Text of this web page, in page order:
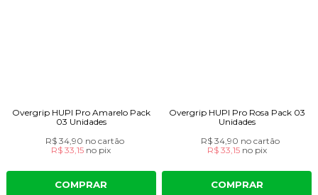
Overgrip HUPI Pro Amarelo Pack
03 Unidades
R$ 34,90 no cartão
R$ 33,15 no pix
COMPRAR
Overgrip HUPI Pro Rosa Pack 03
Unidades
R$ 34,90 no cartão
R$ 33,15 no pix
COMPRAR